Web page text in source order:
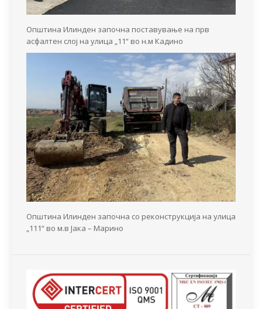
Општина Илинден започна поставување на прв
асфалтен слој на улица „11“ во н.м Кадино
Општина Илинден започна со реконструкција на улица
„111“ во м.в Јака – Марино